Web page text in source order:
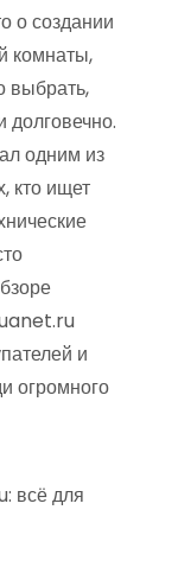
о создании
комнаты,
выбрать,
долговечно.
одним из
кто ищет
и
огромного